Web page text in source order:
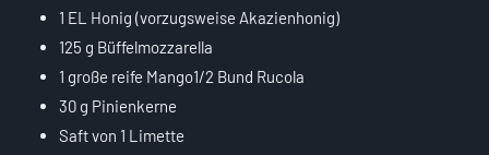
1 EL Honig (vorzugsweise Akazienhonig)
125 g Büffelmozzarella
1 große reife Mango1/2 Bund Rucola
30 g Pinienkerne
Saft von 1 Limette